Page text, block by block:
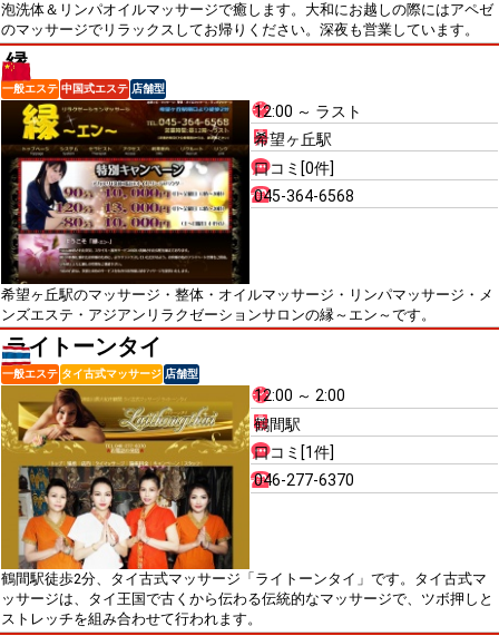
泡洗体＆リンパオイルマッサージで癒します。大和にお越しの際にはアペゼ
のマッサージでリラックスしてお帰りください。深夜も営業しています。
縁
一般エステ 中国式エステ 店舗型
12:00 ～ ラスト
希望ヶ丘駅
口コミ[0件]
045-364-6568
希望ヶ丘駅のマッサージ・整体・オイルマッサージ・リンパマッサージ・メ
ンズエステ・アジアンリラクゼーションサロンの縁～エン～です。
ライトーンタイ
一般エステ タイ古式マッサージ 店舗型
12:00 ～ 2:00
鶴間駅
口コミ[1件]
046-277-6370
鶴間駅徒歩2分、タイ古式マッサージ「ライトーンタイ」です。タイ古式マ
ッサージは、タイ王国で古くから伝わる伝統的なマッサージで、ツボ押しと
ストレッチを組み合わせて行われます。